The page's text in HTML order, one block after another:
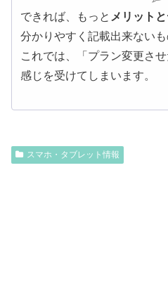
できれば、もっと メリット
分かりやすく記載出来ない
これでは、「プラン変更さ
感じを受けてしまいます。
スマホ・タブレット情報